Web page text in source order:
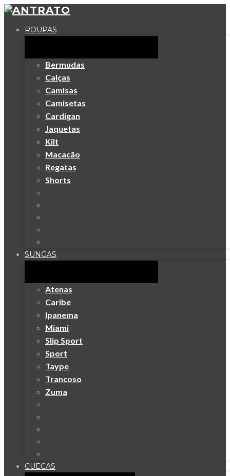
ROUPAS
Bermudas
Calças
Camisas
Camisetas
Cardigan
Jaquetas
Kilt
Macacão
Regatas
Shorts
SUNGAS
Atenas
Caribe
Ipanema
Miami
Slip Sport
Sport
Taype
Trancoso
Zuma
CUECAS